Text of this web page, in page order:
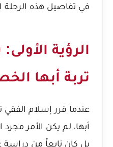
في تفاصيل هذه الرحلة
الرؤية
تربة أبها
عندما قرر إسلام
أبها، لم يكن الأمر مجرد
بل كان نابعاً من دراسة